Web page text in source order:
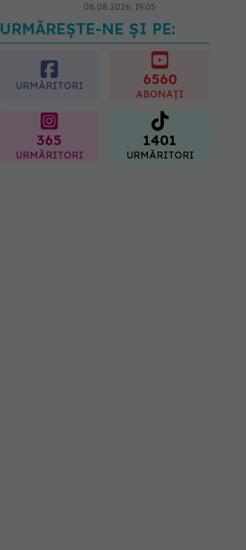
06.08.2026, 19:05
EXCLUSIV Brahiterapie
vs radioterapie externă în
cancerul ginecologic. Dr.
Sorin Bogdan (SANADOR)
explică diferența și cum
acționează tratamentul
URMĂREȘTE-NE ȘI PE:
URMĂRITORI 6560
ABONAȚI
365
URMĂRITORI
1401
URMĂRITORI